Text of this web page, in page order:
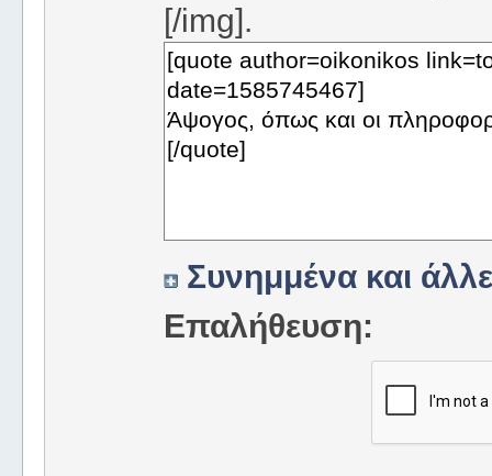
[/img].
Συνημμένα και
Επαλήθευση: